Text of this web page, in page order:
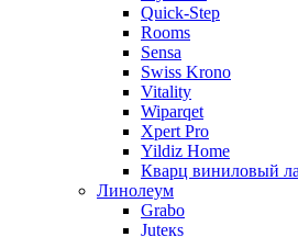
Quick-Step
Rooms
Sensa
Swiss Krono
Vitality
Wiparqet
Xpert Pro
Yildiz Home
Кварц виниловый
Линолеум
Grabo
Juteкs